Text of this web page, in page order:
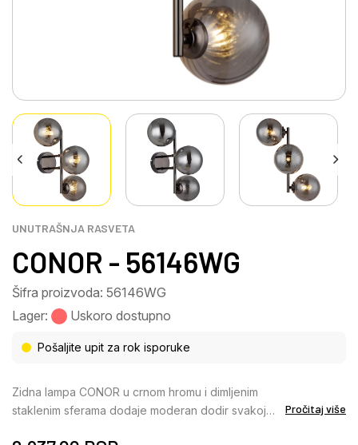
UNUTRAŠNJA RASVETA
CONOR - 56146WG
Šifra proizvoda: 56146WG
Lager:
Uskoro dostupno
Pošaljite upit za rok isporuke
Zidna lampa CONOR u crnom hromu i dimljenim
staklenim sferama dodaje moderan dodir svakoj
Pročitaj više